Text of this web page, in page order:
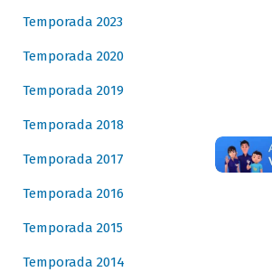
Temporada 2023
Temporada 2020
Temporada 2019
Temporada 2018
Temporada 2017
Temporada 2016
Temporada 2015
Temporada 2014